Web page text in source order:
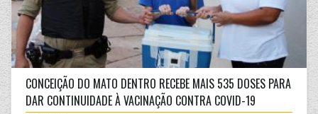
CONCEIÇÃO DO MATO DENTRO RECEBE MAIS 535 DOSES PARA
DAR CONTINUIDADE À VACINAÇÃO CONTRA COVID-19